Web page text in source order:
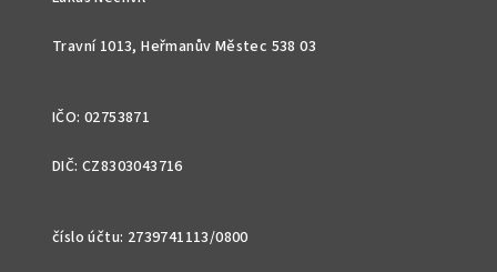
Travní 1013, Heřmanův Městec 538 03
IČO: 02753871
DIČ: CZ8303043716
číslo účtu: 2739741113/0800